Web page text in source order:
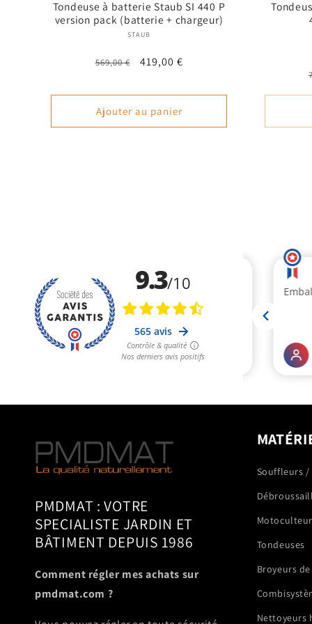
Tondeuse à batterie Staub SI 440 P
version pack (batterie + chargeur)
Fournisseur :
STAUB
Prix
569,00 €
Prix
419,00 €
Ajouter au panier
PMDMAT : VOTRE
SPECIALISTE JARDIN ET
BÂTIMENT DEPUIS 1986
Comment régler mes achats sur
pmdmat.com ?
Souffleurs /
Tondeuses
Broyeurs
Nettoyeurs